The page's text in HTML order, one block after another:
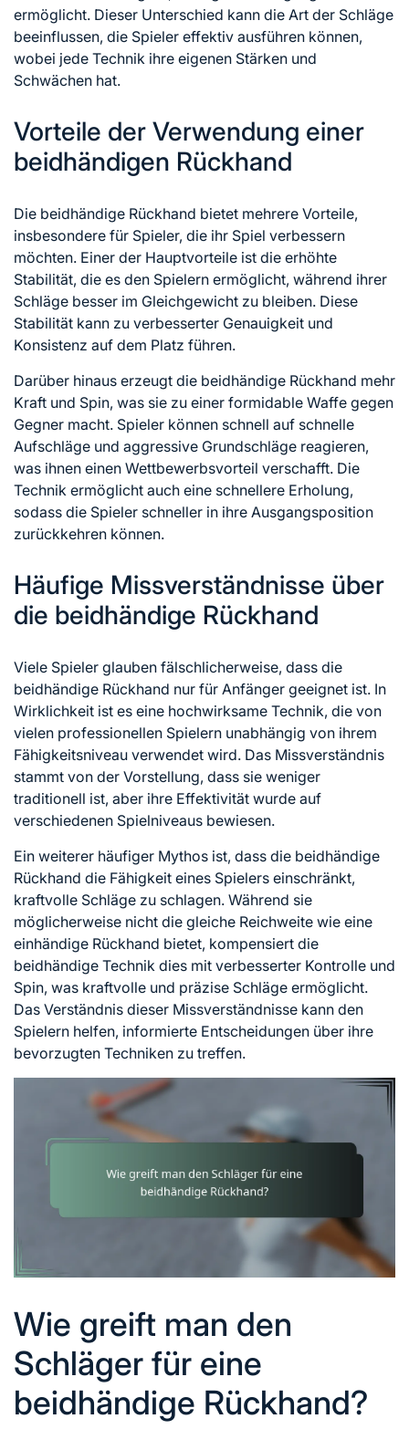
ermöglicht. Dieser Unterschied kann die Art der Schläge
beeinflussen, die Spieler effektiv ausführen können,
wobei jede Technik ihre eigenen Stärken und
Schwächen hat.
Vorteile der Verwendung einer
beidhändigen Rückhand
Die beidhändige Rückhand bietet mehrere Vorteile,
insbesondere für Spieler, die ihr Spiel verbessern
möchten. Einer der Hauptvorteile ist die erhöhte
Stabilität, die es den Spielern ermöglicht, während ihrer
Schläge besser im Gleichgewicht zu bleiben. Diese
Stabilität kann zu verbesserter Genauigkeit und
Konsistenz auf dem Platz führen.
Darüber hinaus erzeugt die beidhändige Rückhand mehr
Kraft und Spin, was sie zu einer formidable Waffe gegen
Gegner macht. Spieler können schnell auf schnelle
Aufschläge und aggressive Grundschläge reagieren,
was ihnen einen Wettbewerbsvorteil verschafft. Die
Technik ermöglicht auch eine schnellere Erholung,
sodass die Spieler schneller in ihre Ausgangsposition
zurückkehren können.
Häufige Missverständnisse über
die beidhändige Rückhand
Viele Spieler glauben fälschlicherweise, dass die
beidhändige Rückhand nur für Anfänger geeignet ist. In
Wirklichkeit ist es eine hochwirksame Technik, die von
vielen professionellen Spielern unabhängig von ihrem
Fähigkeitsniveau verwendet wird. Das Missverständnis
stammt von der Vorstellung, dass sie weniger
traditionell ist, aber ihre Effektivität wurde auf
verschiedenen Spielniveaus bewiesen.
Ein weiterer häufiger Mythos ist, dass die beidhändige
Rückhand die Fähigkeit eines Spielers einschränkt,
kraftvolle Schläge zu schlagen. Während sie
möglicherweise nicht die gleiche Reichweite wie eine
einhändige Rückhand bietet, kompensiert die
beidhändige Technik dies mit verbesserter Kontrolle und
Spin, was kraftvolle und präzise Schläge ermöglicht.
Das Verständnis dieser Missverständnisse kann den
Spielern helfen, informierte Entscheidungen über ihre
bevorzugten Techniken zu treffen.
Wie greift man den
Schläger für eine
beidhändige Rückhand?